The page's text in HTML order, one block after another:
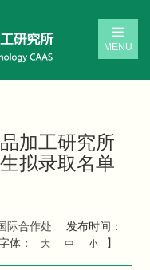
MENU
加工研究所
拟录取名单
际合作处
发布时间：
字体： 大 中 小 】